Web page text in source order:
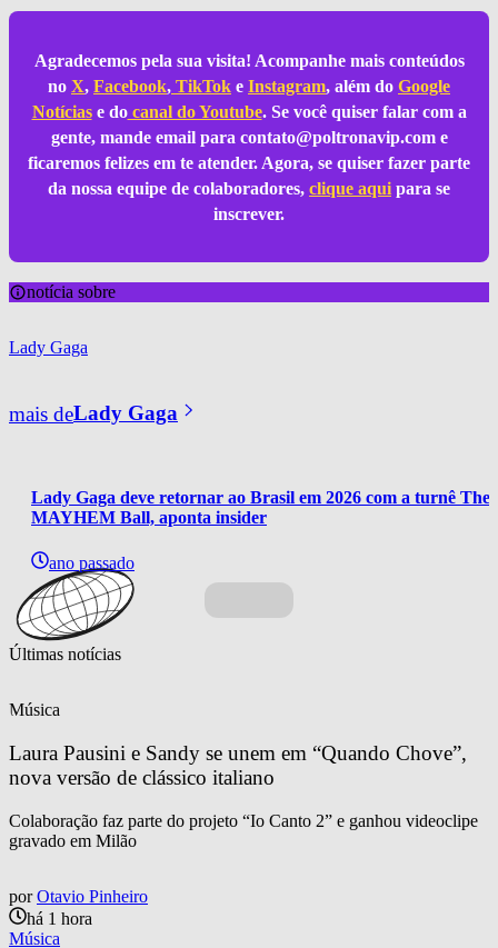
Agradecemos pela sua visita! Acompanhe mais conteúdos
no X, Facebook, TikTok e Instagram, além do Google
Notíciase docanal do Youtube. Se você quiser falar com a
gente, mande email para contato@poltronavip.come
ficaremos felizes em te atender. Agora, se quiser fazer parte
da nossa equipe de colaboradores, clique aqui para se
inscrever.
notícia sobre
Lady Gaga
mais deLady Gaga
Lady Gaga deve retornar ao Brasil em 2026 com a turnê The
MAYHEM Ball, aponta insider
ano passado
Últimas notícias
Música
Laura Pausini e Sandy se unem em “Quando Chove”,
nova versão de clássico italiano
Colaboração faz parte do projeto “Io Canto 2” e ganhou videoclipe
gravado em Milão
por Otavio Pinheiro
há 1 hora
Música